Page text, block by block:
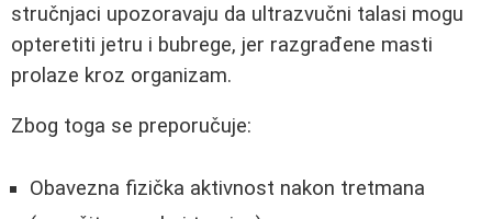
stručnjaci upozoravaju da ultrazvučni talasi mogu
opteretiti jetru i bubrege, jer razgrađene masti
prolaze kroz organizam.
Zbog toga se preporučuje:
Obavezna fizička aktivnost nakon tretmana